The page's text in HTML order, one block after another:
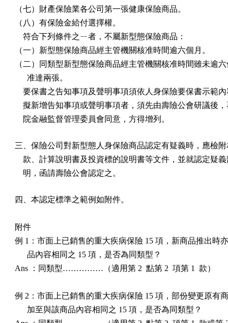
（七）財產保險業各公司第一張健康保險商品。
（八）有保險金給付選擇權。
    符合下列條件之ㄧ者，不屬新型態保險商品：
（一）新型態保險商品經主管機關核准時間逾六個月。
（二）同類型新型態保險商品經主管機關核准時間雖未逾
      准達兩張。
要保書之告知事項及聲明事項須依人身保險要保書示範
擬新增告知事項或聲明事項者，須先由壽險公會研議後
    院金融監督管理委員會同意，方得增列。
三、保險公司對新型態人身保險商品認定有疑義時，應檢
款、計算說明書及投資標的說明書等文件，並就認定疑
    明，函請壽險公會認定之。
四、本認定標準之範例如附件。
附件
例 1：市面上已銷售的重大疾病保險 15 項，新商品推出時
      品內容相同之 15 項，是否為同類型？
Ans ：同類型……………（適用第 2  點第 2  項第 1  款）
例 2：市面上已銷售的重大疾病保險 15 項，部份變更原有
      加至與該商品內容相同之 15 項，是否為同類型？